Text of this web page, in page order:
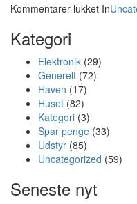
Kommentarer lukkettilIn
Kategori
Elektronik (29)
Generelt (72)
Haven (17)
Huset (82)
Kategori (3)
Spar penge (33)
Udstyr (85)
Uncategorized (59)
Seneste nyt